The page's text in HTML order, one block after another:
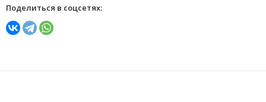
Поделиться в соцсетях: